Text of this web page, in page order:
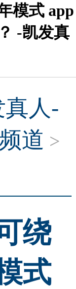
模式 app
-凯发真
真人-
道 >
绕
式